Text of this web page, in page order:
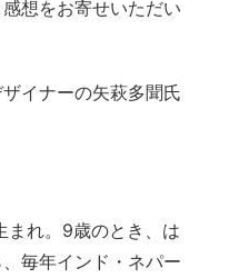
想をお寄せいただい
イナーの矢萩多聞氏
まれ。9歳のとき、は
毎年インド・ネパー